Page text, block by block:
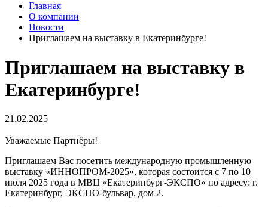
Главная
О компании
Новости
Приглашаем на выставку в Екатеринбурге!
Приглашаем на выставку в
Екатеринбурге!
21.02.2025
Уважаемые Партнёры!
Приглашаем Вас посетить международную промышленную
выставку «ИННОПРОМ-2025», которая состоится с 7 по 10
июля 2025 года в МВЦ «Екатеринбург-ЭКСПО» по адресу: г.
Екатеринбург, ЭКСПО-бульвар, дом 2.